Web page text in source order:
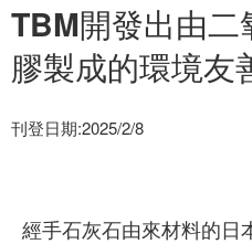
TBM開發出由二
膠製成的環境友
刊登日期:2025/2/8
經手石灰石由來材料的日